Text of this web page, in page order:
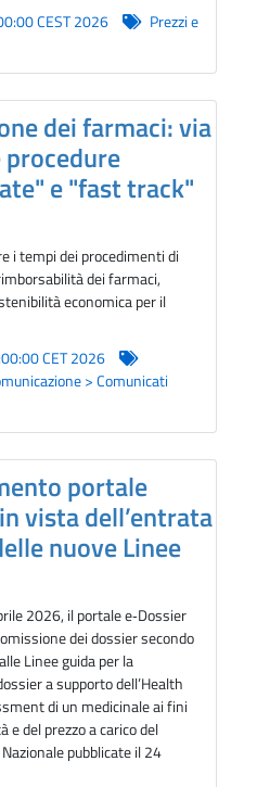
CEST 2026
Prezzi e
dei farmaci: via
e "fast track"
i tempi dei procedimenti di
dei farmaci,
economica per il
CET 2026
> Comunicati
portale
vista dell’entrata
nuove Linee
in evidenza
2026, il portale e‑Dossier
dei dossier secondo
Linee guida per la
a supporto dell’Health
di un medicinale ai fini
e del prezzo a carico del
pubblicate il 24